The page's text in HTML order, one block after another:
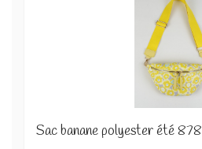
Sac banane polyester été